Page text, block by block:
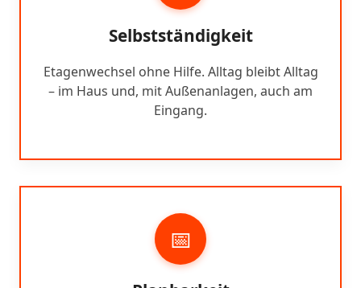
Selbstständigkeit
Etagenwechsel ohne Hilfe. Alltag bleibt Alltag
– im Haus und, mit Außenanlagen, auch am
Eingang.
📅